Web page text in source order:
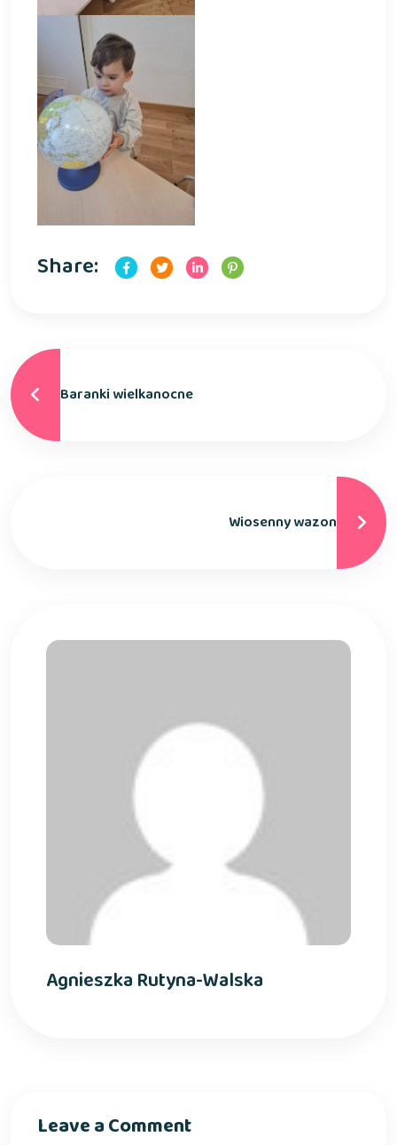
Share:
Baranki wielkanocne
Wiosenny wazon
Agnieszka Rutyna-Walska
Leave a Comment